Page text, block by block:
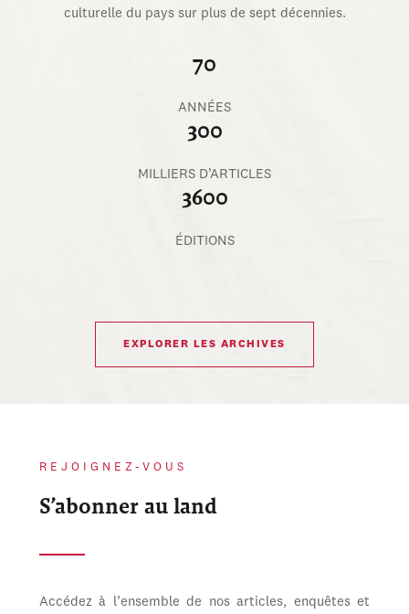
culturelle du pays sur plus de sept décennies.
70
ANNÉES
300
MILLIERS D’ARTICLES
3600
ÉDITIONS
EXPLORER LES ARCHIVES
REJOIGNEZ-VOUS
S’abonner au land
Accédez à l’ensemble de nos articles, enquêtes et